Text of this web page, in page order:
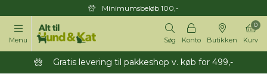
Minimumsbeløb 100,-
Menu Søg Konto Butikken Kurv
0
Gratis levering til pakkeshop v. køb for 499,-